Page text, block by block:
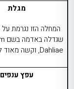
מגלת
המחלה הזו נגרמת על
שגדלה באדמה בשם
Dahliae, וקשה מאוד
עפץ ענפים